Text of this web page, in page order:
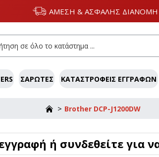
ΑΜΕΣΗ & ΑΣΦΑΛΗΣ ΔΙΑΝΟΜΗ
ΣΑΡΩΤΈΣ ΚΑΤΑΣΤΡΟΦΕΊΣ ΕΓΓΡΆΦΩΝ
Brother DCP-J1200DW
ή συνδεθείτε για